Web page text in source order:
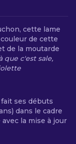
cette lame
de cette
de la moutarde
que c'est sale,
ses débuts
dans le cadre
la mise à jour